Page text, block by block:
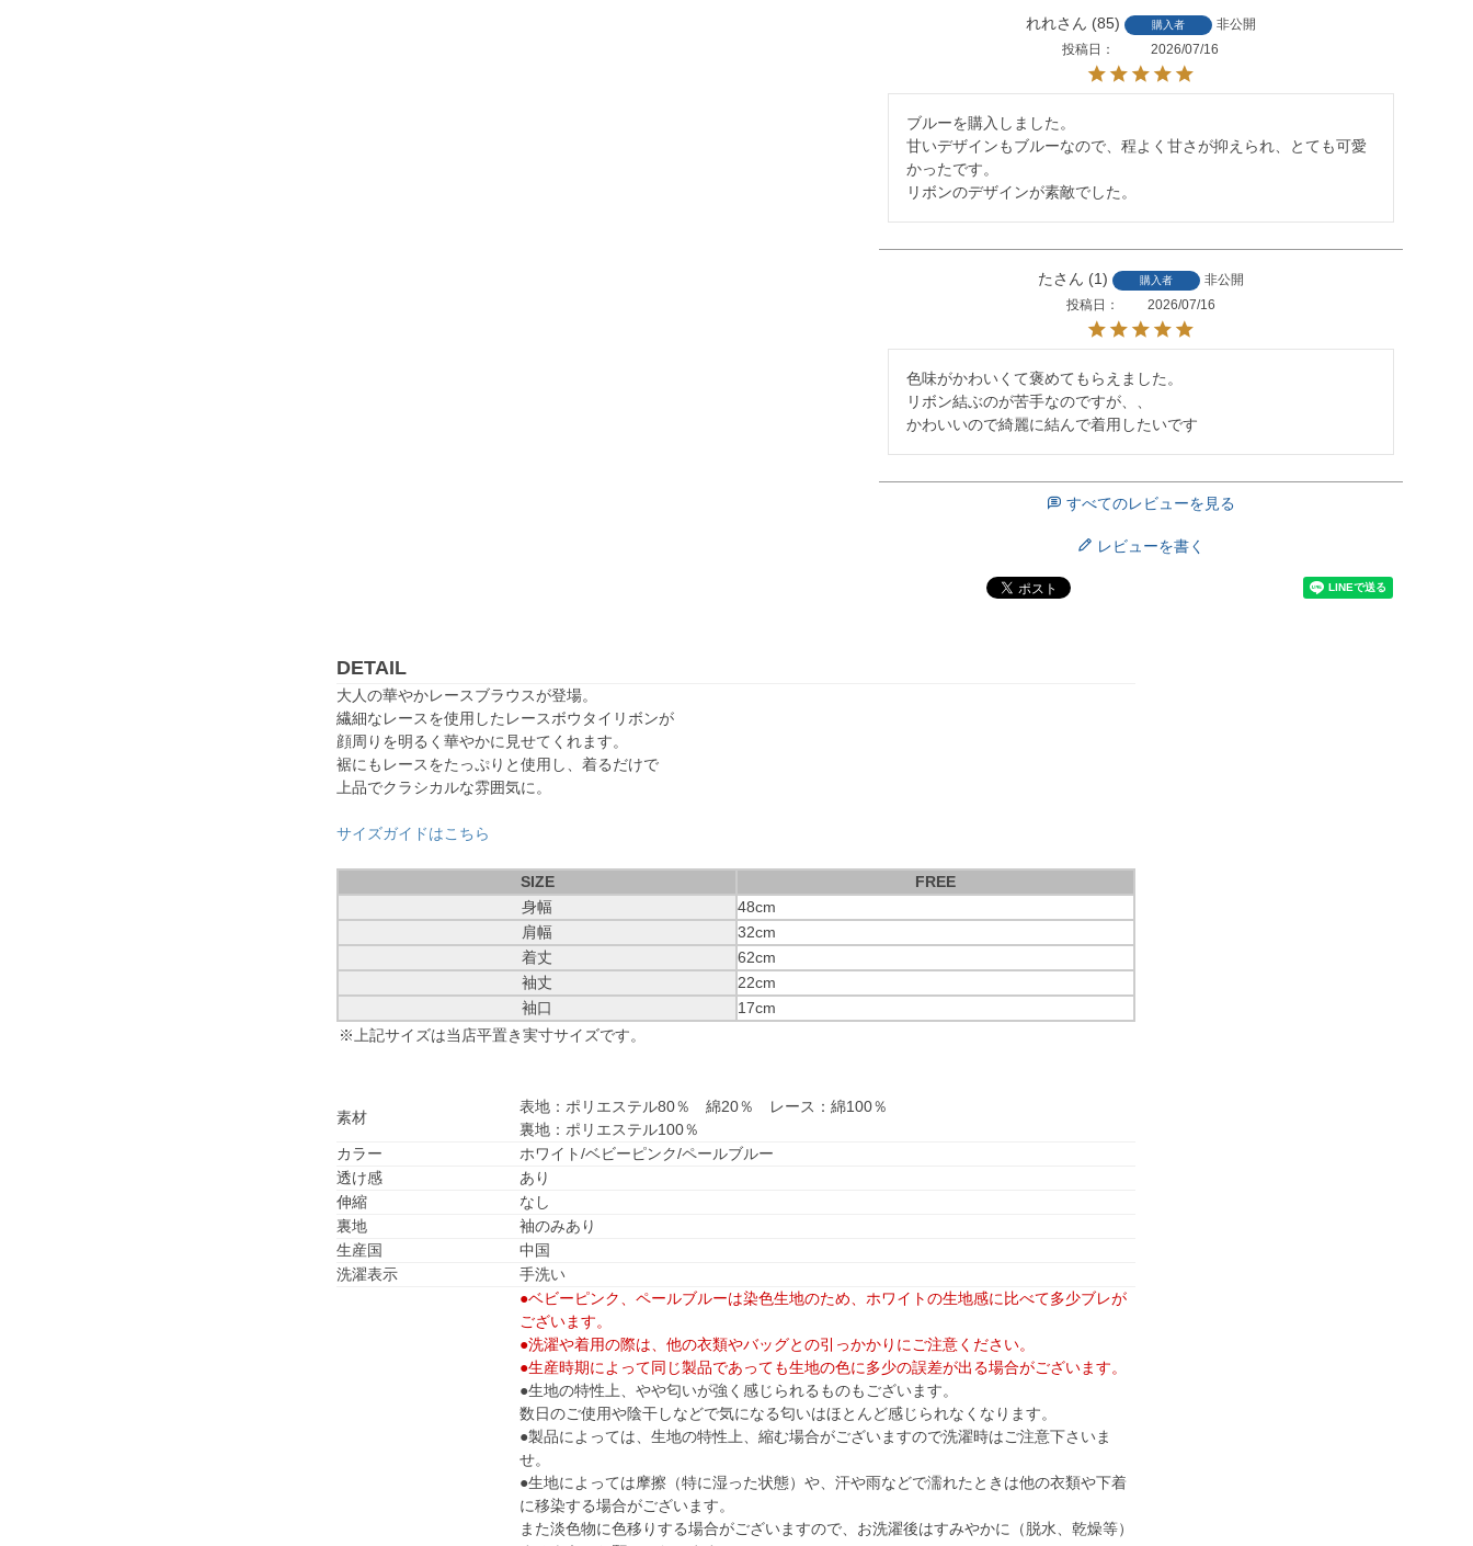
れれ 85 購入者
非公開
投稿日
2026/07/16
ブルーを購入しました。
甘いデザインもブルーなので、程よく甘さが抑えられ、とても可愛
かったです。
リボンのデザインが素敵でした。
た 1 購入者
非公開
投稿日
2026/07/16
色味がかわいくて褒めてもらえました。
リボン結ぶのが苦手なのですが、、
かわいいので綺麗に結んで着用したいです
すべてのレビューを見る
レビューを書く
DETAIL
大人の華やかレースブラウスが登場。
繊細なレースを使用したレースボウタイリボンが
顔周りを明るく華やかに見せてくれます。
裾にもレースをたっぷりと使用し、着るだけで
上品でクラシカルな雰囲気に。
サイズガイドはこちら
SIZE
FREE
身幅
48cm
肩幅
32cm
着丈
62cm
袖丈
22cm
袖口
17cm
※上記サイズは当店平置き実寸サイズです。
素材
表地：ポリエステル80％ 綿20％ レース：綿100％
裏地：ポリエステル100％
カラー
ホワイト/ベビーピンク/ペールブルー
透け感
あり
伸縮
なし
裏地
袖のみあり
生産国
中国
洗濯表示
手洗い
●ベビーピンク、ペールブルーは染色生地のため、ホワイトの生地感に比べて多少ブレが
ございます。
●洗濯や着用の際は、他の衣類やバッグとの引っかかりにご注意ください。
●生産時期によって同じ製品であっても生地の色に多少の誤差が出る場合がございます。
●生地の特性上、やや匂いが強く感じられるものもございます。
数日のご使用や陰干しなどで気になる匂いはほとんど感じられなくなります。
●製品によっては、生地の特性上、縮む場合がございますので洗濯時はご注意下さいま
せ。
●生地によっては摩擦（特に湿った状態）や、汗や雨などで濡れたときは他の衣類や下着
に移染する場合がございます。
また淡色物に色移りする場合がございますので、お洗濯後はすみやかに（脱水、乾燥等）